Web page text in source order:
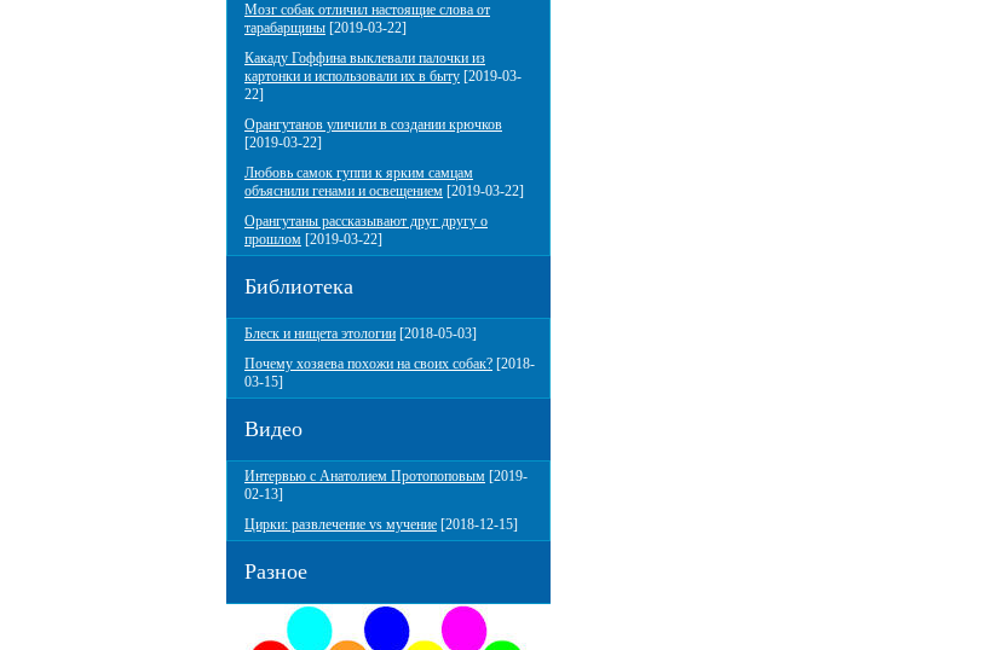
Мозг собак отличил настоящие слова от
тарабарщины [2019-03-22]
Какаду Гоффина выклевали палочки из
картонки и использовали их в быту [2019-03-
22]
Орангутанов уличили в создании крючков
[2019-03-22]
Любовь самок гуппи к ярким самцам
объяснили генами и освещением [2019-03-22]
Орангутаны рассказывают друг другу о
прошлом [2019-03-22]
Библиотека
Блеск и нищета этологии [2018-05-03]
Почему хозяева похожи на своих собак? [2018-
03-15]
Видео
Интервью с Анатолием Протопоповым [2019-
02-13]
Цирки: развлечение vs мучение [2018-12-15]
Разное